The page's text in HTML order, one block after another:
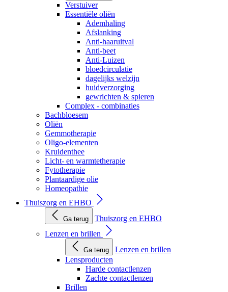
Verstuiver
Essentiële oliën
Ademhaling
Afslanking
Anti-haaruitval
Anti-beet
Anti-Luizen
bloedcirculatie
dagelijks welzijn
huidverzorging
gewrichten & spieren
Complex - combinaties
Bachbloesem
Oliën
Gemmotherapie
Oligo-elementen
Kruidenthee
Licht- en warmtetherapie
Fytotherapie
Plantaardige olie
Homeopathie
Thuiszorg en EHBO
Ga terug
Thuiszorg en EHBO
Lenzen en brillen
Ga terug
Lenzen en brillen
Lensproducten
Harde contactlenzen
Zachte contactlenzen
Brillen